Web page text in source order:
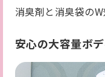
消臭剤と消臭袋の
安心の大容量ボデ